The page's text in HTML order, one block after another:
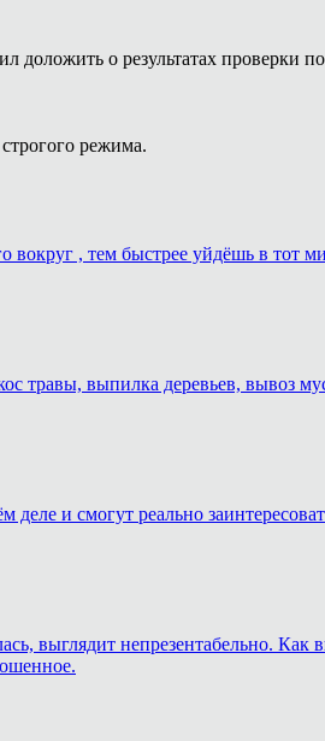
доложить о результатах проверки
режима.
вокруг , тем быстрее уйдёшь в тот
травы, выпилка деревьев, вывоз
и смогут реально
выглядит непрезентабельно. Как